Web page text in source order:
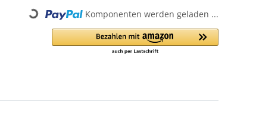
Loading... Komponenten werden geladen ...